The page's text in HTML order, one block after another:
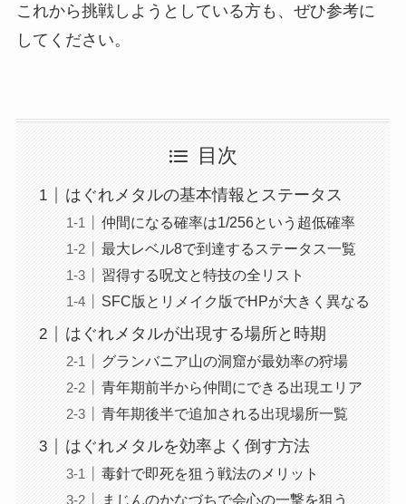
これから挑戦しようとしている方も、ぜひ参考に
してください。
目次
はぐれメタルの基本情報とステータス
仲間になる確率は1/256という超低確率
最大レベル8で到達するステータス一覧
習得する呪文と特技の全リスト
SFC版とリメイク版でHPが大きく異なる
はぐれメタルが出現する場所と時期
グランバニア山の洞窟が最効率の狩場
青年期前半から仲間にできる出現エリア
青年期後半で追加される出現場所一覧
はぐれメタルを効率よく倒す方法
毒針で即死を狙う戦法のメリット
まじんのかなづちで会心の一撃を狙う